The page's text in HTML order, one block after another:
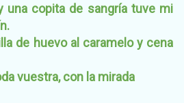
una copita de sangría tuve mi
de huevo al caramelo y cena
vuestra, con la mirada